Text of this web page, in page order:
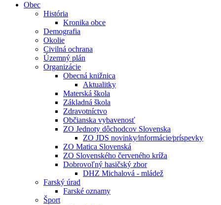
Obec
História
Kronika obce
Demografia
Okolie
Civilná ochrana
Územný plán
Organizácie
Obecná knižnica
Aktualitky
Materská škola
Základná škola
Zdravotníctvo
Občianska vybavenosť
ZO Jednoty dôchodcov Slovenska
ZO JDS novinky⁄informácie⁄príspevky
ZO Matica Slovenská
ZO Slovenského červeného kríža
Dobrovoľný hasičský zbor
DHZ Michalová - mládež
Farský úrad
Farské oznamy
Šport